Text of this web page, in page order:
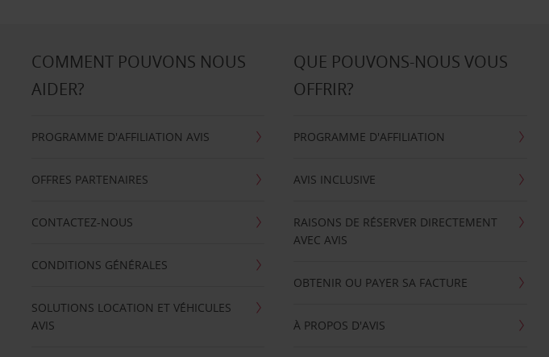
COMMENT POUVONS NOUS
AIDER?
PROGRAMME D'AFFILIATION AVIS
OFFRES PARTENAIRES
CONTACTEZ-NOUS
CONDITIONS GÉNÉRALES
SOLUTIONS LOCATION ET VÉHICULES
AVIS
QUE POUVONS-NOUS VOUS
OFFRIR?
PROGRAMME D'AFFILIATION
AVIS INCLUSIVE
RAISONS DE RÉSERVER DIRECTEMENT
AVEC AVIS
OBTENIR OU PAYER SA FACTURE
À PROPOS D'AVIS